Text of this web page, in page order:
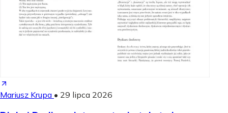
Mariusz Krupa • 29 lipca 2026